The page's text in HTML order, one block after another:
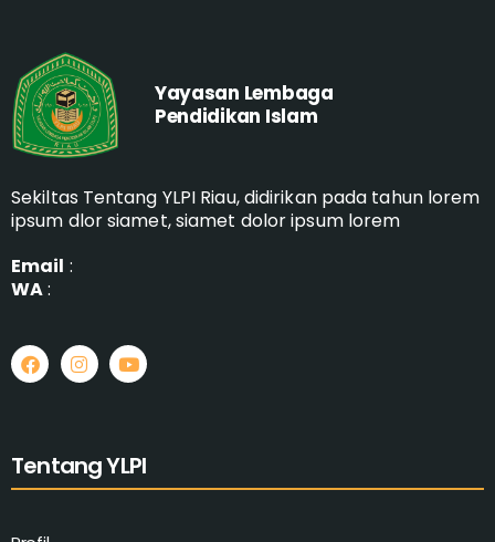
Yayasan Lembaga
Pendidikan Islam
Sekiltas Tentang YLPI Riau, didirikan pada tahun lorem
ipsum dlor siamet, siamet dolor ipsum lorem
Email :
WA:
Tentang YLPI